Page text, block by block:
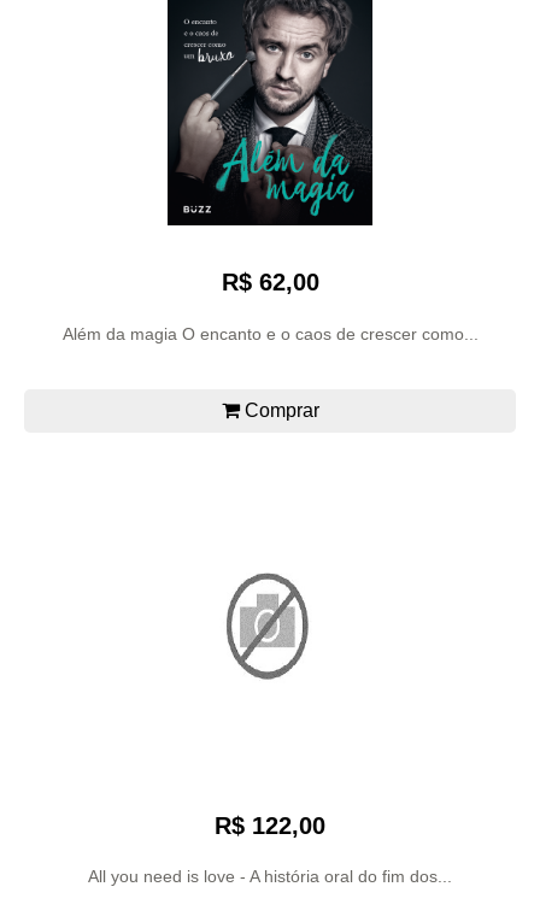
R$ 62,00
Além da magia O encanto e o caos de crescer como...
Comprar
R$ 122,00
All you need is love - A história oral do fim dos...